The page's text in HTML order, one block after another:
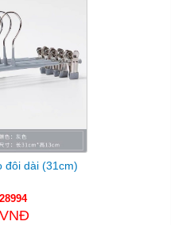
đôi dài (31cm)